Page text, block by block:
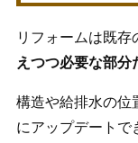
リフォームは既存
えつつ必要な部分
構造や給排水の位
にアップデートで